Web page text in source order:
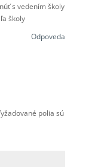
s vedením školy
školy
Odpoveda
polia sú